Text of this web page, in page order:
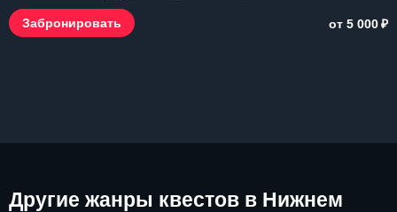
Забронировать от 5 000₽
Другие жанры квестов в Нижнем